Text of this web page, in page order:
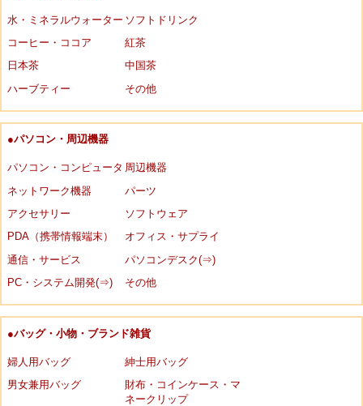
水・ミネラルウォーター ソフトドリンク
コーヒー・ココア
紅茶
日本茶
中国茶
ハーブティー
その他
●パソコン・周辺機器
パソコン・コンピュータ 周辺機器
ネットワーク機器
パーツ
アクセサリー
ソフトウェア
PDA（携帯情報端末）
オフィス・サプライ
通信・サービス
パソコンデスク(⇒)
PC・システム開発(⇒)
その他
●バッグ・小物・ブランド雑貨
婦人用バッグ
紳士用バッグ
男女兼用バッグ
財布・コインケース・マ
ネークリップ